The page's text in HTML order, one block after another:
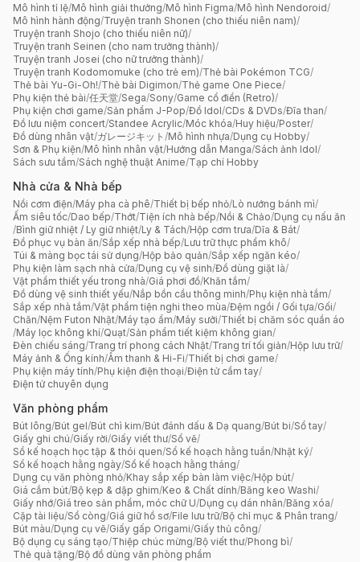
Mô hình tỉ lệ/Mô hình giải thưởng/Mô hình Figma/Mô hình Nendoroid/
Mô hình hành động/Truyện tranh Shonen (cho thiếu niên nam)/
Truyện tranh Shojo (cho thiếu niên nữ)/
Truyện tranh Seinen (cho nam trưởng thành)/
Truyện tranh Josei (cho nữ trưởng thành)/
Truyện tranh Kodomomuke (cho trẻ em)/Thẻ bài Pokémon TCG/
Thẻ bài Yu-Gi-Oh!/Thẻ bài Digimon/Thẻ game One Piece/
Phụ kiện thẻ bài/任天堂/Sega/Sony/Game cổ điển (Retro)/
Phụ kiện chơi game/Sản phẩm J-Pop/Đồ Idol/CDs & DVDs/Đĩa than/
Đồ lưu niệm concert/Standee Acrylic/Móc khóa/Huy hiệu/Poster/
Đồ dùng nhân vật/ガレージキット /Mô hình nhựa/Dụng cụ Hobby/
Sơn & Phụ kiện/Mô hình nhân vật/Hướng dẫn Manga/Sách ảnh Idol/
Sách sưu tầm/Sách nghệ thuật Anime/Tạp chí Hobby
Nhà cửa & Nhà bếp
Nồi cơm điện/Máy pha cà phê/Thiết bị bếp nhỏ/Lò nướng bánh mì/
Ấm siêu tốc/Dao bếp/Thớt/Tiện ích nhà bếp/Nồi & Chảo/Dụng cụ nấu ăn
/Bình giữ nhiệt / Ly giữ nhiệt/Ly & Tách/Hộp cơm trưa/Dĩa & Bát/
Đồ phục vụ bàn ăn/Sắp xếp nhà bếp/Lưu trữ thực phẩm khô/
Túi & màng bọc tái sử dụng/Hộp bảo quản/Sắp xếp ngăn kéo/
Phụ kiện làm sạch nhà cửa/Dụng cụ vệ sinh/Đồ dùng giặt là/
Vật phẩm thiết yếu trong nhà/Giá phơi đồ/Khăn tắm/
Đồ dùng vệ sinh thiết yếu/Nắp bồn cầu thông minh/Phụ kiện nhà tắm/
Sắp xếp nhà tắm/Vật phẩm tiện nghi theo mùa/Đệm ngồi / Gối tựa/Gối/
Chăn/Nệm Futon Nhật/Máy tạo ẩm/Máy sưởi/Thiết bị chăm sóc quần áo
/Máy lọc không khí/Quạt/Sản phẩm tiết kiệm không gian/
Đèn chiếu sáng/Trang trí phong cách Nhật/Trang trí tối giản/Hộp lưu trữ/
Máy ảnh & Ống kính/Âm thanh & Hi-Fi/Thiết bị chơi game/
Phụ kiện máy tính/Phụ kiện điện thoại/Điện tử cầm tay/
Điện tử chuyên dụng
Văn phòng phẩm
Bút lông/Bút gel/Bút chì kim/Bút đánh dấu & Dạ quang/Bút bi/Sổ tay/
Giấy ghi chú/Giấy rời/Giấy viết thư/Sổ vẽ/
Sổ kế hoạch học tập & thói quen/Sổ kế hoạch hằng tuần/Nhật ký/
Sổ kế hoạch hằng ngày/Sổ kế hoạch hằng tháng/
Dụng cụ văn phòng nhỏ/Khay sắp xếp bàn làm việc/Hộp bút/
Giá cắm bút/Bộ kẹp & dập ghim/Keo & Chất dính/Băng keo Washi/
Giấy nhớ/Giá treo sản phẩm, móc chữ U/Dụng cụ dán nhãn/Băng xóa/
Cặp tài liệu/Sổ còng/Giá giữ hồ sơ/File lưu trữ/Bộ chỉ mục & Phân trang/
Bút màu/Dụng cụ vẽ/Giấy gấp Origami/Giấy thủ công/
Bộ dụng cụ sáng tạo/Thiệp chúc mừng/Bộ viết thư/Phong bì/
Thẻ quà tặng/Bộ đồ dùng văn phòng phẩm